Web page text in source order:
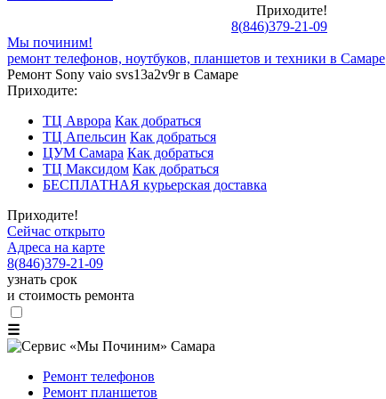
Приходите!
8(846)379-21-09
Мы починим!
ремонт телефонов, ноутбуков, планшетов и техники в Самаре
Ремонт Sony vaio svs13a2v9r в Самаре
Приходите:
ТЦ Аврора Как добраться
ТЦ Апельсин Как добраться
ЦУМ Самара Как добраться
ТЦ Максидом Как добраться
БЕСПЛАТНАЯ курьерская доставка
Приходите!
Сейчас открыто
Адреса на карте
8(846)379-21-09
узнать срок
и стоимость ремонта
☰
Ремонт телефонов
Ремонт планшетов